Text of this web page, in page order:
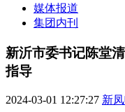
媒体报道
集团内刊
新沂市委书记陈堂
指导
2024-03-01 12:27:27 新